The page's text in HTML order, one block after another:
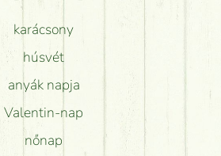
karácsony
húsvét
anyák napja
Valentin-nap
nőnap